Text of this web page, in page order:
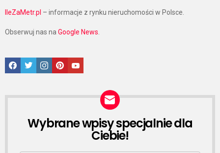
IleZaMetr.pl – informacje z rynku nieruchomości w Polsce.
Obserwuj nas na Google News
Facebook
TwitterInstagramPinterestGoogle News
NEWSLETTER
Wybrane wpisy specjalnie dla
Ciebie!